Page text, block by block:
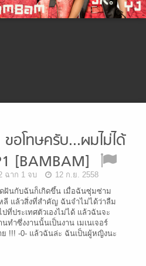
อโทษครับ...ผมไม่ได้
[BAMBAM]
ฉาก 1 จบ
12 ก.ย. 2558
ดฝันกับฉันก็เกิดขึ้น เมื่อฉันซุ่มซ่าม
ลี แล้วสิ่งที่สำคัญ ฉันจำไม่ได้ว่าลืม
ที่ประเทศตัวเองไม่ได้ แล้วฉันจะ
ทำซึ่งงานนั้นเป็นงาน เมเนเจอร์
ย !!! -0- แล้วฉันล่ะ ฉันเป็นผู้หญิงนะ